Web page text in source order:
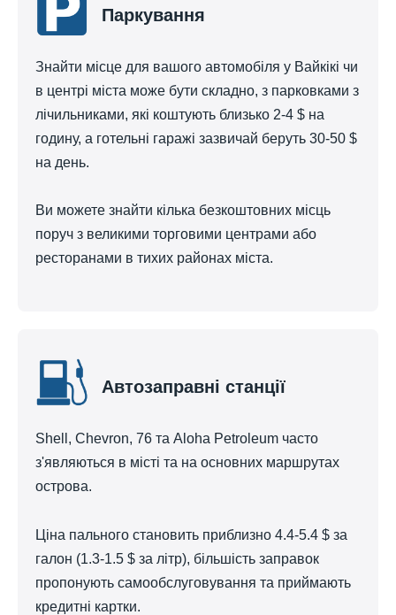
Паркування
Знайти місце для вашого автомобіля у Вайкікі чи
в центрі міста може бути складно, з парковками з
лічильниками, які коштують близько 2-4 $ на
годину, а готельні гаражі зазвичай беруть 30-50 $
на день.
Ви можете знайти кілька безкоштовних місць
поруч з великими торговими центрами або
ресторанами в тихих районах міста.
Автозаправні станції
Shell, Chevron, 76 та Aloha Petroleum часто
з'являються в місті та на основних маршрутах
острова.
Ціна пального становить приблизно 4.4-5.4 $ за
галон (1.3-1.5 $ за літр), більшість заправок
пропонують самообслуговування та приймають
кредитні картки.